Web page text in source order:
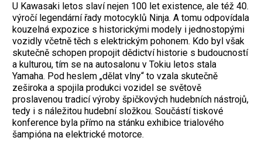
U Kawasaki letos slaví nejen 100 let existence, ale též 40.
výročí legendární řady motocyklů Ninja. A tomu odpovídala
kouzelná expozice s historickými modely i jednostopými
vozidly včetně těch s elektrickým pohonem. Kdo byl však
skutečně schopen propojit dědictví historie s budoucností
a kulturou, tím se na autosalonu v Tokiu letos stala
Yamaha. Pod heslem „dělat vlny“ to vzala skutečně
zeširoka a spojila produkci vozidel se světově
proslavenou tradicí výroby špičkových hudebních nástrojů,
tedy i s náležitou hudební složkou. Součástí tiskové
konference byla přímo na stánku exhibice trialového
šampióna na elektrické motorce.